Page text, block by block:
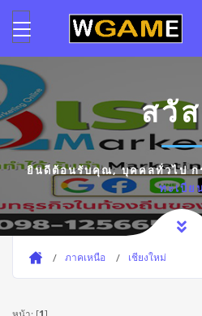
สวั
ยินดีต้อนรับคุณ,บุคคลทั่วไปก
ทะเบีย
ภาคเหนือ เชียงใหม่
หน้า: [1]